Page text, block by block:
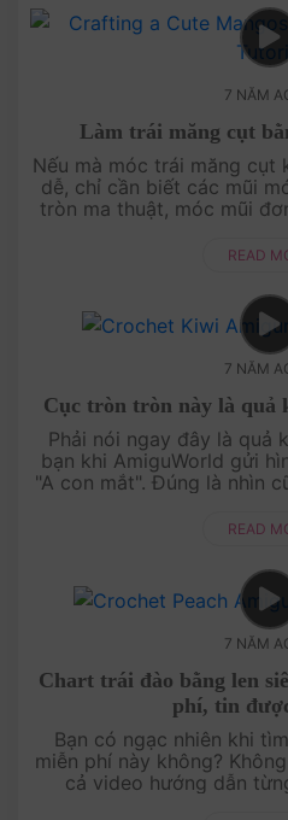
7 NĂM
Làm trái măng cụt
Nếu mà móc trái măng cụt
dễ, chỉ cần biết các mũi
tròn ma thuật, móc mũi
READ
7 NĂM
Cục tròn tròn này là quả
Phải nói ngay đây là quả
bạn khi AmiguWorld gửi
"A con mắt". Đúng là nhìn
READ
7 NĂM
Chart trái đào bằng len
phí, tin
Bạn có ngạc nhiên khi
miễn phí này không?
cả video hướng dẫn